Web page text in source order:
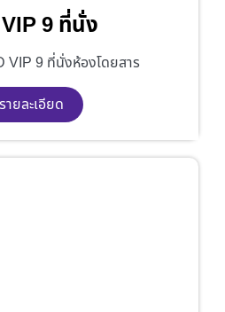
9 ที่นั่ง
VIP 9 ที่นั่งห้องโดยสาร
ายละเอียด